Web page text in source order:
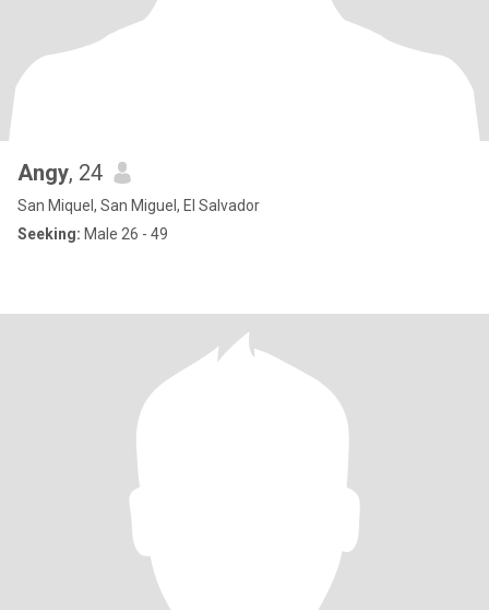
Angy, 24
San Miquel, San Miguel, El Salvador
Seeking: Male 26 - 49